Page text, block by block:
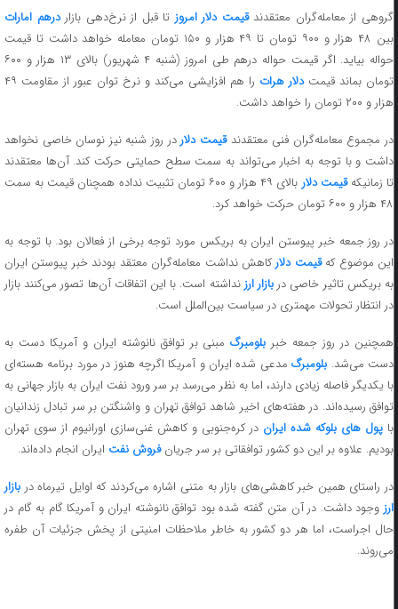
گروهی از معامله‌گران معتقدند قیمت دلار امروزتا قبل از نرخ‌دهی بازار درهم امارات
بین ۴۸ هزار و ۹۰۰ تومان تا ۴۹ هزار و ۱۵۰ تومان معامله خواهد داشت تا قیمت
حواله بیاید. اگر قیمت حواله درهم طی امروز (شنبه ۴ شهریور) بالای ۱۳ هزار و ۶۰۰
تومان بماند قیمت دلار هرات
را هم افزایشی می‌کند و نرخ توان عبور از مقاومت ۴۹
هزار و ۲۰۰ تومان را خواهد داشت.
در مجموع معامله‌گران فنی معتقدند قیمت دلاردر روز شنبه نیز نوسان خاصی نخواهد
داشت و با توجه به اخبار می‌تواند به سمت سطح حمایتی حرکت کند. آن‌ها معتقدند
تا زمانیکهقیمت دلار
بالای ۴۹ هزار و ۶۰۰ تومان تثبیت نداده همچنان قیمت به سمت
۴۸ هزار و ۶۰۰ تومان حرکت خواهد کرد.
در روز جمعه خبر پیوستن ایران به بریکس مورد توجه برخی از فعالان بود. با توجه به
این موضوع کهقیمت دلارکاهش نداشت معامله‌گران معتقد بودند خبر پیوستن ایران
به بریکس تاثیر خاصی دربازار ارزنداشته است. با این اتفاقات آن‌ها تصور می‌کنند بازار
در انتظار تحولات مهمتری در سیاست بین‌الملل است.
همچنین در روز جمعه خبر بلومبرگمبنی بر توافق نانوشته ایران و آمریکا دست به
دست می‌شد. بلومبرگمدعی شده ایران و آمریکا اگرچه هنوز در مورد برنامه هسته‌ای
با یکدیگر فاصله زیادی دارند، اما به نظر می‌رسد بر سر ورود نفت ایران به بازار جهانی به
توافق رسیده‌اند. در هفته‌های اخیر شاهد توافق تهران و واشنگتن بر سر تبادل زندانیان
با پول های بلوکه شده ایراندر کره‌جنوبی و کاهش غنی‌سازی اورانیوم از سوی تهران
بودیم. علاوه بر این دو کشور توافقاتی بر سر جریانفروش نفتایران انجام داده‌اند.
در راستای همین خبر کاهشی‌های بازار به متنی اشاره می‌کردند که اوایل تیرماه در بازار
ارزوجود داشت. در آن متن گفته شده بود توافق نانوشته ایران و آمریکا گام به گام در
حال اجراست، اما هر دو کشور به خاطر ملاحظات امنیتی از پخش جزئیات آن طفره
می‌روند.